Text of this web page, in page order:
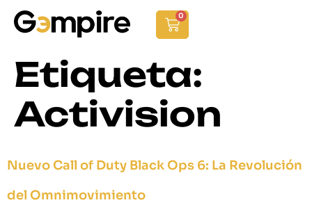
0
Etiqueta:
Activision
Nuevo Call of Duty Black Ops 6: La Revolución
del Omnimovimiento